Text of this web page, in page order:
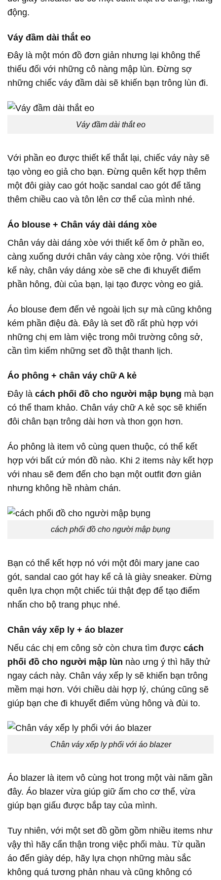
động.
Váy đầm dài thắt eo
Đây là một món đồ đơn giản nhưng lại không thể
thiếu đối với những cô nàng mập lùn. Đừng sợ
những chiếc váy đầm dài sẽ khiến bạn trông lùn đi.
Váy đầm dài thắt eo
Với phần eo được thiết kế thắt lại, chiếc váy này sẽ
tạo vòng eo giả cho bạn. Đừng quên kết hợp thêm
một đôi giày cao gót hoặc sandal cao gót để tăng
thêm chiều cao và tôn lên cơ thể của mình nhé.
Áo blouse + Chân váy dài dáng xòe
Chân váy dài dáng xòe với thiết kế ôm ở phần eo,
càng xuống dưới chân váy càng xòe rộng. Với thiết
kế này, chân váy dáng xòe sẽ che đi khuyết điểm
phần hông, đùi của bạn, lại tạo được vòng eo giả.
Áo blouse đem đến vẻ ngoài lịch sự mà cũng không
kém phần điệu đà. Đây là set đồ rất phù hợp với
những chị em làm việc trong môi trường công sở,
cần tìm kiếm những set đồ thật thanh lịch.
Áo phông + chân váy chữ A kẻ
Đây là cách phối đồ cho người mập bụng mà bạn
có thể tham khảo. Chân váy chữ A kẻ sọc sẽ khiến
đôi chân bạn trông dài hơn và thon gọn hơn.
Áo phông là item vô cùng quen thuộc, có thể kết
hợp với bất cứ món đồ nào. Khi 2 items này kết hợp
với nhau sẽ đem đến cho bạn một outfit đơn giản
nhưng không hề nhàm chán.
cách phối đồ cho người mập bụng
Bạn có thể kết hợp nó với một đôi mary jane cao
gót, sandal cao gót hay kể cả là giày sneaker. Đừng
quên lựa chọn một chiếc túi thật đẹp để tạo điểm
nhấn cho bộ trang phục nhé.
Chân váy xếp ly + áo blazer
Nếu các chị em công sở còn chưa tìm được cách
phối đồ cho người mập lùn nào ưng ý thì hãy thử
ngay cách này. Chân váy xếp ly sẽ khiến bạn trông
mềm mại hơn. Với chiều dài hợp lý, chúng cũng sẽ
giúp bạn che đi khuyết điểm vùng hông và đùi to.
Chân váy xếp ly phối với áo blazer
Áo blazer là item vô cùng hot trong một vài năm gần
đây. Áo blazer vừa giúp giữ ấm cho cơ thể, vừa
giúp bạn giấu được bắp tay của mình.
Tuy nhiên, với một set đồ gồm gồm nhiều items như
vậy thì hãy cẩn thận trong việc phối màu. Từ quần
áo đến giày dép, hãy lựa chọn những màu sắc
không quá tương phản nhau và cũng không có